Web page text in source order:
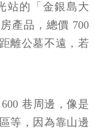
站的「金銀島大
產品，總價 700
離公墓不遠，若
巷周邊，像是
等，因為靠山邊